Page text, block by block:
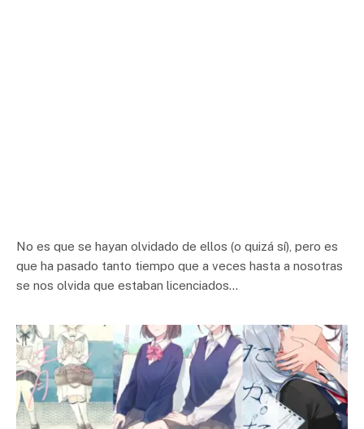
No es que se hayan olvidado de ellos (o quizá sí), pero es
que ha pasado tanto tiempo que a veces hasta a nosotras
se nos olvida que estaban licenciados…